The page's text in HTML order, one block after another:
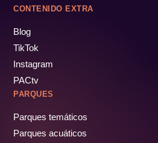
CONTENIDO EXTRA
Blog
TikTok
Instagram
PACtv
PARQUES
Parques temáticos
Parques acuáticos